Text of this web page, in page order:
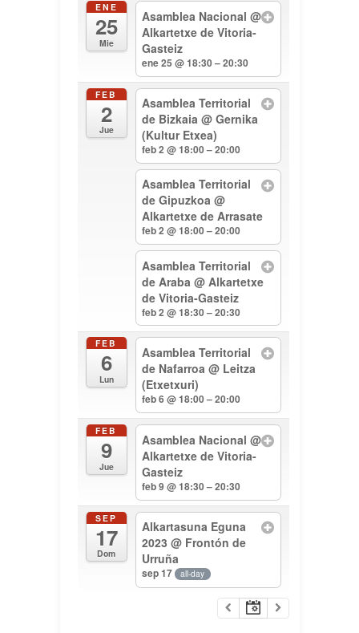
ENE
25
Mie
Asamblea Nacional@
Alkartetxe de Vitoria-
Gasteiz
ene 25 @ 18:30 – 20:30
FEB
2
Jue
Asamblea Territorial
de Bizkaia@ Gernika
(Kultur Etxea)
feb 2 @ 18:00 – 20:00
Asamblea Territorial
de Gipuzkoa@
Alkartetxe de Arrasate
feb 2 @ 18:00 – 20:00
Asamblea Territorial
de Araba@ Alkartetxe
de Vitoria-Gasteiz
feb 2 @ 18:30 – 20:30
FEB
6
Lun
Asamblea Territorial
de Nafarroa@ Leitza
(Etxetxuri)
feb 6 @ 18:00 – 20:00
FEB
9
Jue
Asamblea Nacional@
Alkartetxe de Vitoria-
Gasteiz
feb 9 @ 18:30 – 20:30
SEP
17
Dom
Alkartasuna Eguna
2023@ Frontón de
Urruña
sep 17 all-day